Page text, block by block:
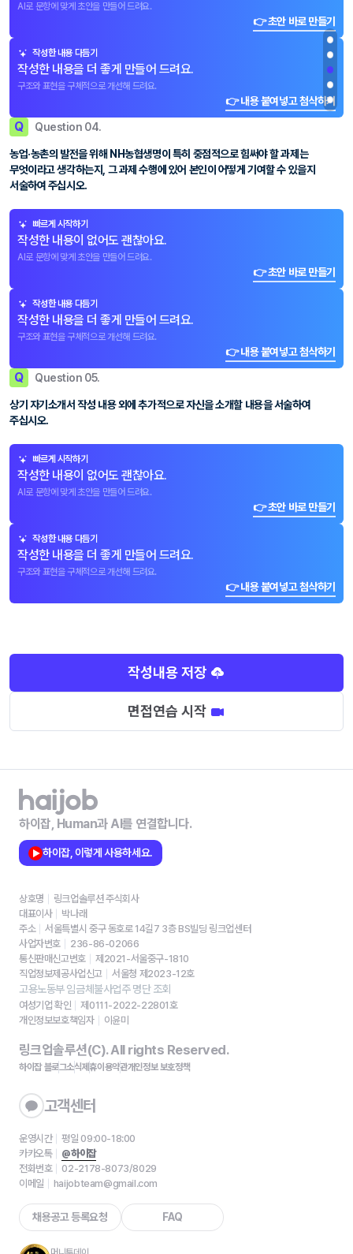
AI로 문항에 맞게 초안을 만들어 드려요.
👉 초안 바로 만들기
작성한 내용 다듬기
작성한 내용을 더 좋게 만들어 드려요.
구조와 표현을 구체적으로 개선해 드려요.
👉 내용 붙여넣고 첨삭하기
Q Question 04.
농업·농촌의 발전을 위해 NH농협생명이 특히 중점적으로 힘써야 할 과제는
무엇이라고 생각하는지, 그 과제 수행에 있어 본인이 어떻게 기여할 수 있을지
서술하여 주십시오.
빠르게 시작하기
작성한 내용이 없어도 괜찮아요.
AI로 문항에 맞게 초안을 만들어 드려요.
👉 초안 바로 만들기
작성한 내용 다듬기
작성한 내용을 더 좋게 만들어 드려요.
구조와 표현을 구체적으로 개선해 드려요.
👉 내용 붙여넣고 첨삭하기
Q Question 05.
상기 자기소개서 작성 내용 외에 추가적으로 자신을 소개할 내용을 서술하여
주십시오.
빠르게 시작하기
작성한 내용이 없어도 괜찮아요.
AI로 문항에 맞게 초안을 만들어 드려요.
👉 초안 바로 만들기
작성한 내용 다듬기
작성한 내용을 더 좋게 만들어 드려요.
구조와 표현을 구체적으로 개선해 드려요.
👉 내용 붙여넣고 첨삭하기
작성내용 저장
면접연습 시작
하이잡, Human과 AI를 연결합니다.
하이잡, 이렇게 사용하세요.
상호명
링크업솔루션 주식회사
대표이사
박나래
주소
서울특별시 중구 동호로 14길7 3층 BS빌딩 링크업센터
사업자번호
236-86-02066
통신판매신고번호
제2021-서울중구-1810
직업정보제공사업신고
서울청 제2023-12호
고용노동부 임금체불사업주 명단 조회
여성기업 확인
제0111-2022-22801호
개인정보보호책임자
이윤미
링크업솔루션(C). All rights Reserved.
하이잡 블로그소식제휴이용약관개인정보 보호정책
고객센터
운영시간
평일 09:00-18:00
카카오톡
@하이잡
전화번호
02-2178-8073/8029
이메일
haijobteam@gmail.com
채용공고 등록요청 FAQ